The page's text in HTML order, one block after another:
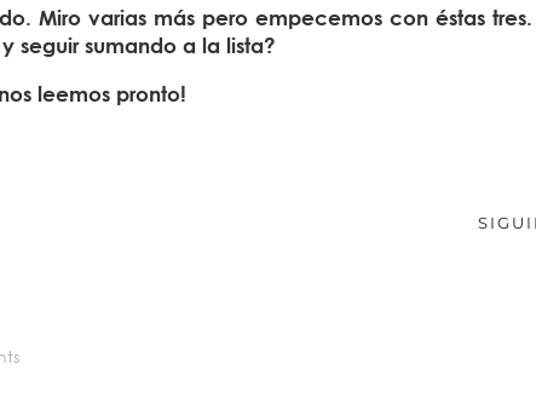
Miro varias más pero empecemos con éstas tres.
seguir sumando a la lista?
leemos pronto!